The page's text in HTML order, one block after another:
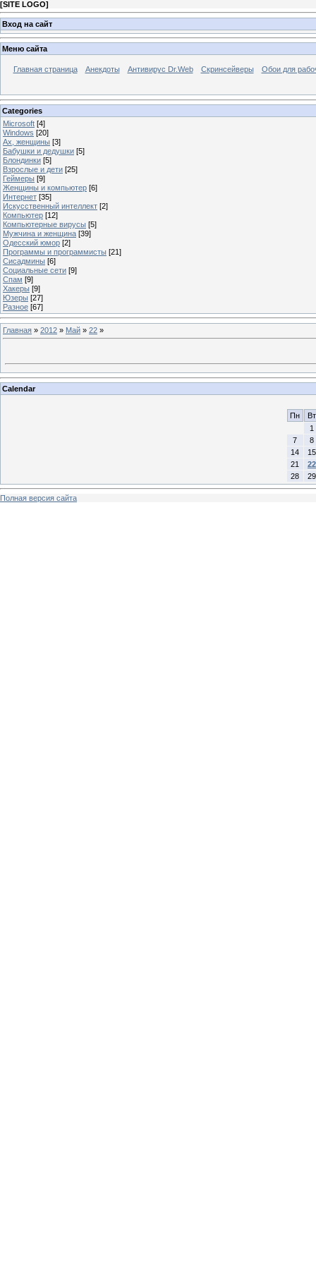
[SITE LOGO]
Вход на сайт
Меню сайта
Главная страница Анекдоты Антивирус Dr.Web Скринсейверы Обои для
Categories
Microsoft [4]
Windows [20]
Ах, женщины [3]
Бабушки и дедушки [5]
Блондинки [5]
Взрослые и дети [25]
Геймеры [9]
Женщины и компьютер [6]
Интернет [35]
Искусственный интеллект [2]
Компьютер [12]
Компьютерные вирусы [5]
Мужчина и женщина [39]
Одесский юмор [2]
Программы и программисты [21]
Сисадмины [6]
Социальные сети [9]
Спам [9]
Хакеры [9]
Юзеры [27]
Разное [67]
Главная » 2012 » Май » 22 »
Calendar
Пн
Вт
1
7
8
14
15
21
22
28
29
Полная версия сайта